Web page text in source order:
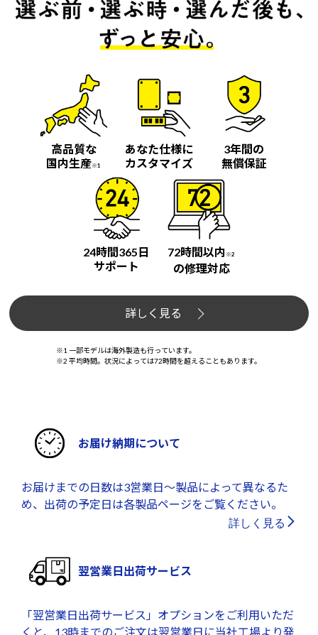
高品質な
国内生産※1
あなた仕様に
カスタマイズ
3年間の
無償保証
24時間365日
サポート
72時間以内 ※2
の修理対応
詳しく見る
※1 一部モデルは海外製造も行っています。
※2 平均時間。状況によっては72時間を超えることもあります。
お届け納期について
お届けまでの日数は3営業日～製品によって異なるた
め、出荷の予定日は各製品ページをご覧ください。
詳しく見る
翌営業日出荷サービス
「翌営業日出荷サービス」オプションをご利用いただ
くと、13時までのご注文は翌営業日に当社工場より発